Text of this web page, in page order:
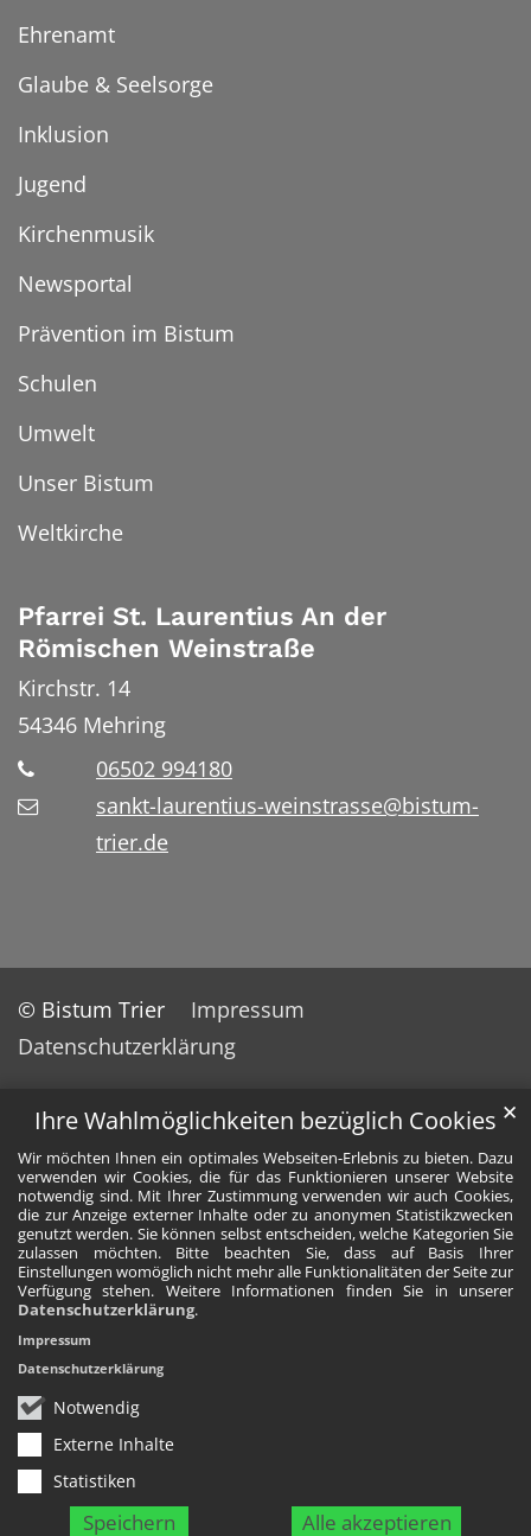
Ihre Wahlmöglichkeiten bezüglich Cookies
Wir möchten Ihnen ein optimales Webseiten-Erlebnis zu bieten. Dazu
verwenden wir Cookies, die für das Funktionieren unserer Website
notwendig sind. Mit Ihrer Zustimmung verwenden wir auch Cookies,
die zur Anzeige externer Inhalte oder zu anonymen Statistikzwecken
genutzt werden. Sie können selbst entscheiden, welche Kategorien Sie
zulassen möchten. Bitte beachten Sie, dass auf Basis Ihrer
Einstellungen womöglich nicht mehr alle Funktionalitäten der Seite zur
Verfügung stehen. Weitere Informationen finden Sie in unserer
Datenschutzerklärung.
Notwendig
Externe Inhalte
Statistiken
Speichern Alle akzeptieren
✕
Impressum
Datenschutzerklärung
Ehrenamt
Glaube & Seelsorge
Inklusion
Jugend
Kirchenmusik
Newsportal
Prävention im Bistum
Schulen
Umwelt
Unser Bistum
Weltkirche
Pfarrei St. Laurentius An der
Römischen Weinstraße
Kirchstr. 14
54346 Mehring
06502 994180
sankt-laurentius-weinstrasse@bistum-
trier.de
© Bistum Trier
Impressum
Datenschutzerklärung